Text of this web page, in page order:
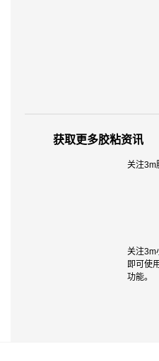
获取更多胶粘资讯
关注3m
关注3m
即可使
功能。